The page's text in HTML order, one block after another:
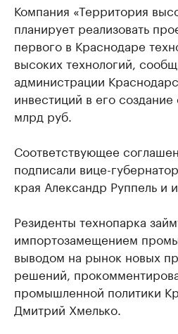
Компания «Территория
планирует реализовать
первого в Краснодаре
высоких технологий,
администрации
инвестиций в его создание
млрд руб.
Соответствующее
подписали вице-
края Александр Руппель и
Резиденты технопарка
импортозамещением
выводом на рынок новых
решений,
промышленной политики
Дмитрий Хмелько.